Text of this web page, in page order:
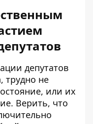
депутатов
трудно не
или их
Верить, что